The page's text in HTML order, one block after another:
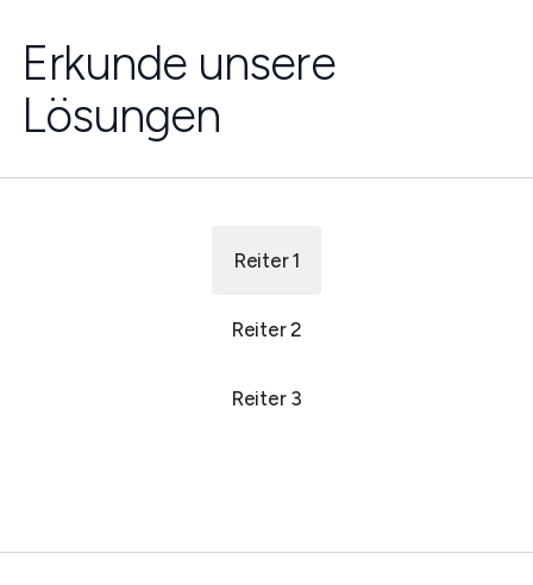
Erkunde unsere
Lösungen
Reiter 1
Reiter 2
Reiter 3